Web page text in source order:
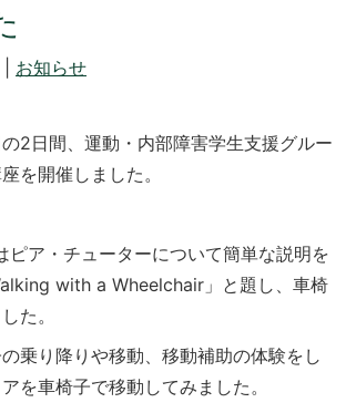
お知らせ
2日間、運動・内部障害学生支援グルー
を開催しました。
ア・チューターについて簡単な説明を
with a Wheelchair」と題し、車椅
た。
乗り降りや移動、移動補助の体験をし
を車椅子で移動してみました。